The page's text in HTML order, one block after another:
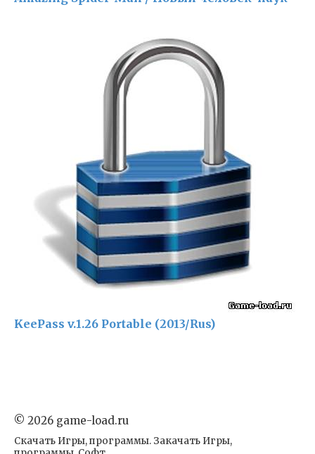
KeePass v.1.26 Portable (2013/Rus)
© 2026 game-load.ru
Скачать Игры, программы. Закачать Игры,